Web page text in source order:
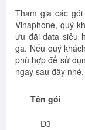
Tham gia các
Vinaphone, quý
ưu đãi data siêu
ga. Nếu quý
phù hợp để sử
ngay sau đây nhé.
Tên gói
D3